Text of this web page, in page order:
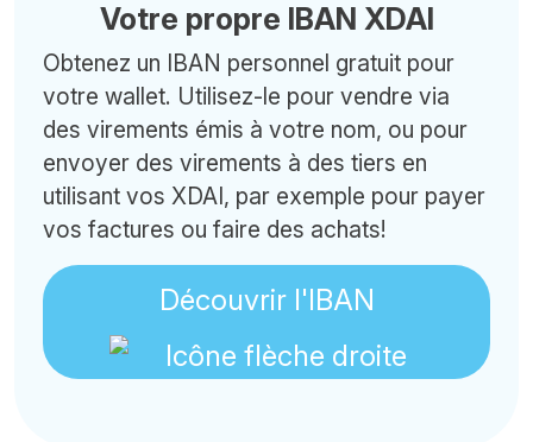
Votre propre IBAN XDAI
Obtenez un IBAN personnel gratuit pour
votre wallet. Utilisez-le pour vendre via
des virements émis à votre nom, ou pour
envoyer des virements à des tiers en
utilisant vos XDAI, par exemple pour payer
vos factures ou faire des achats!
Découvrir l'IBAN